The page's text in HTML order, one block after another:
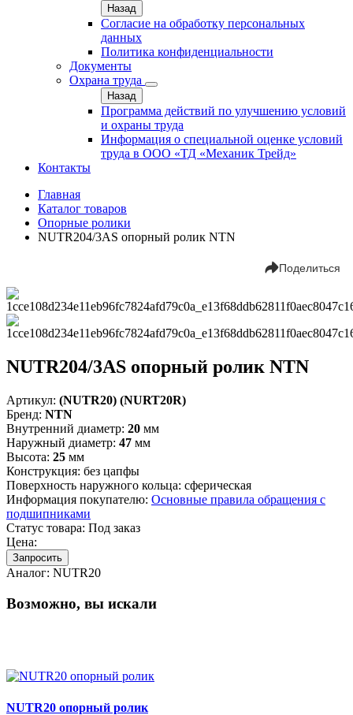
Назад
Согласие на обработку персональных
данных
Политика конфиденциальности
Документы
Охрана труда
Назад
Программа действий по улучшению условий
и охраны труда
Информация о специальной оценке условий
труда в ООО «ТД «Механик Трейд»
Контакты
Главная
Каталог товаров
Опорные ролики
NUTR204/3AS опорный ролик NTN
Поделиться
NUTR204/3AS опорный ролик NTN
Артикул: (NUTR20) (NURT20R)
Бренд: NTN
Внутренний диаметр: 20 мм
Наружный диаметр: 47 мм
Высота: 25 мм
Конструкция: без цапфы
Поверхность наружного кольца: сферическая
Информация покупателю: Основные правила обращения с
подшипниками
Статус товара: Под заказ
Цена:
Запросить
Аналог: NUTR20
Возможно, вы искали
NUTR20 опорный ролик